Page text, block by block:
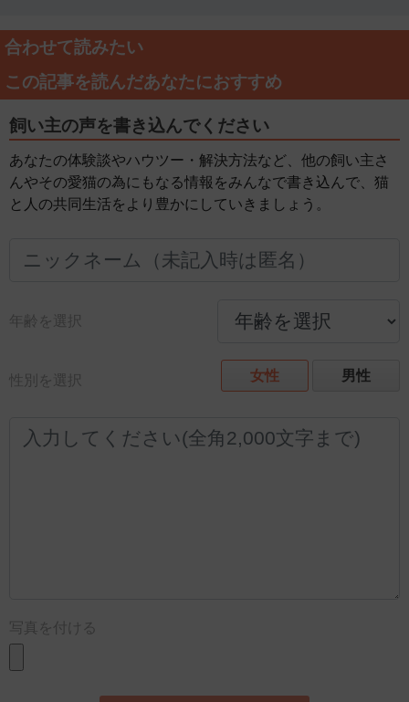
合わせて読みたい
この記事を読んだあなたにおすすめ
飼い主の声を書き込んでください
あなたの体験談やハウツー・解決方法など、他の飼い主さ
んやその愛猫の為にもなる情報をみんなで書き込んで、猫
と人の共同生活をより豊かにしていきましょう。
年齢を選択
性別を選択 女性 男性
写真を付ける